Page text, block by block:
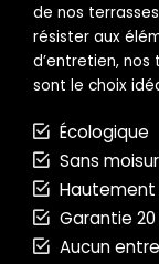
de nos
résister aux
d’entretien, nos
sont le choix
Écologique
Sans
Garantie 20
Aucun